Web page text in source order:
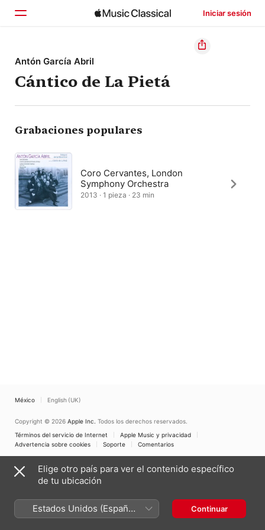
Iniciar sesión
Inicio
Explorar
Buscar
Antón García Abril
Cántico de La Pietá
Grabaciones populares
Coro Cervantes, London
Symphony Orchestra
2013 · 1 pieza · 23 min
México English (UK)
Copyright © 2026 Apple Inc. Todos los derechos reservados.
Términos del servicio de Internet
Apple Music y privacidad
Advertencia sobre cookies
Soporte Comentarios
Elige otro país para ver el contenido específico
de tu ubicación
Estados Unidos (Español
México)
Continuar